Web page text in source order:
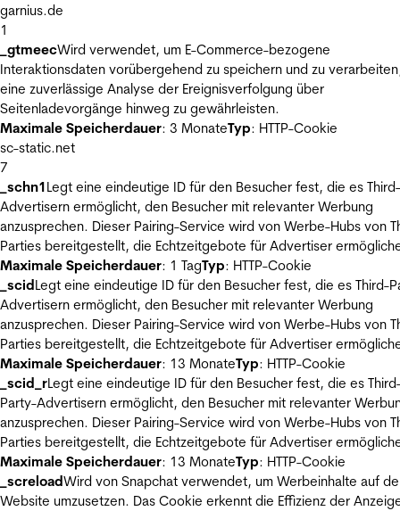
garnius.de
1
_gtmeecWird verwendet, um E-Commerce-bezogene
Interaktionsdaten vorübergehend zu speichern und zu
eine zuverlässige Analyse der Ereignisverfolgung über
Seitenladevorgänge hinweg zu gewährleisten.
Maximale Speicherdauer: 3 MonateTyp: HTTP-Cookie
sc-static.net
7
_schn1Legt eine eindeutige ID für den Besucher fest, die es
Advertisern ermöglicht, den Besucher mit relevanter Werbung
anzusprechen. Dieser Pairing-Service wird von Werbe-Hubs von
Parties bereitgestellt, die Echtzeitgebote für Advertiser
Maximale Speicherdauer: 1 TagTyp: HTTP-Cookie
_scidLegt eine eindeutige ID für den Besucher fest, die es Third-
Advertisern ermöglicht, den Besucher mit relevanter Werbung
anzusprechen. Dieser Pairing-Service wird von Werbe-Hubs von
Parties bereitgestellt, die Echtzeitgebote für Advertiser
Maximale Speicherdauer: 13 MonateTyp: HTTP-Cookie
_scid_rLegt eine eindeutige ID für den Besucher fest, die es
Party-Advertisern ermöglicht, den Besucher mit relevanter
anzusprechen. Dieser Pairing-Service wird von Werbe-Hubs von
Parties bereitgestellt, die Echtzeitgebote für Advertiser
Maximale Speicherdauer: 13 MonateTyp: HTTP-Cookie
_screloadWird von Snapchat verwendet, um Werbeinhalte auf
Website umzusetzen. Das Cookie erkennt die Effizienz der